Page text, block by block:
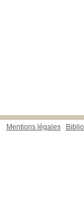
Mentions légales